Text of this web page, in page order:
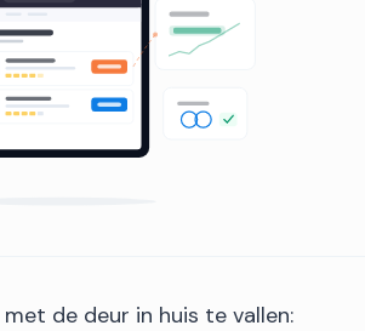
de deur in huis te vallen: